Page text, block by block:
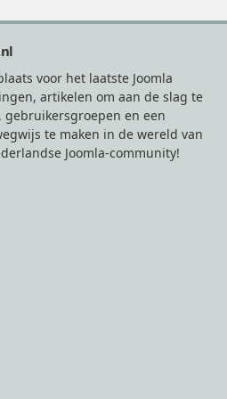
voor het laatste Joomla
artikelen om aan de slag te
en een
te maken in de wereld van
Joomla-community!